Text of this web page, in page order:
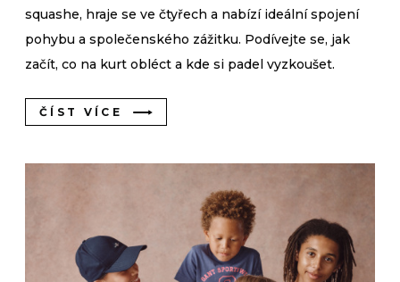
squashe, hraje se ve čtyřech a nabízí ideální spojení
pohybu a společenského zážitku. Podívejte se, jak
začít, co na kurt obléct a kde si padel vyzkoušet.
ČÍST VÍCE